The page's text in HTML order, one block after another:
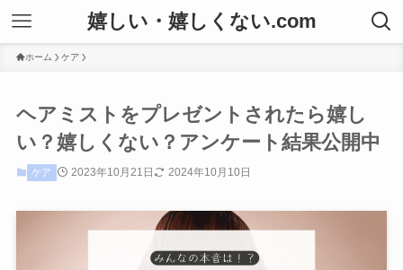
嬉しい・嬉しくない.com
ホーム ケア
ヘアミストをプレゼントされたら嬉し
い？嬉しくない？アンケート結果公開中
ケア 2023年10月21日 2024年10月10日